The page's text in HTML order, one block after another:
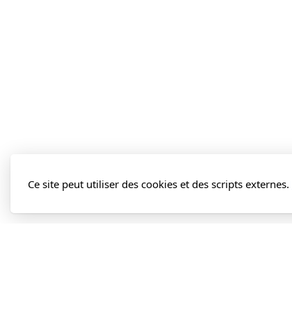
Ce site peut utiliser des cookies et des scripts externes.